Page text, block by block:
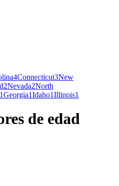
4Connecticut3New
2Nevada2North
1Georgia1Idaho1Illinois1
de edad